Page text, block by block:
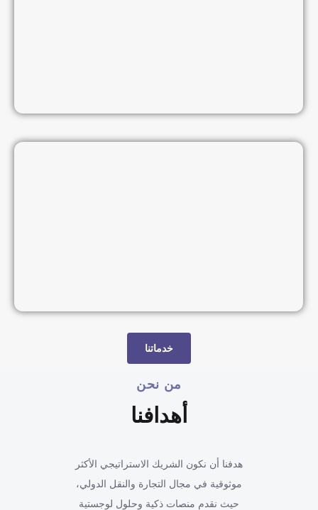
خدماتنا
من نحن
أهدافنا
هدفنا أن نكون الشريك الاستراتيجي الأكثر
موثوقية في مجال التجارة والنقل الدولي،
حيث نقدم منصات ذكية وحلول لوجستية